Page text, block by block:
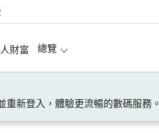
財富 總覽
新登入，體驗更流暢的數碼服務。